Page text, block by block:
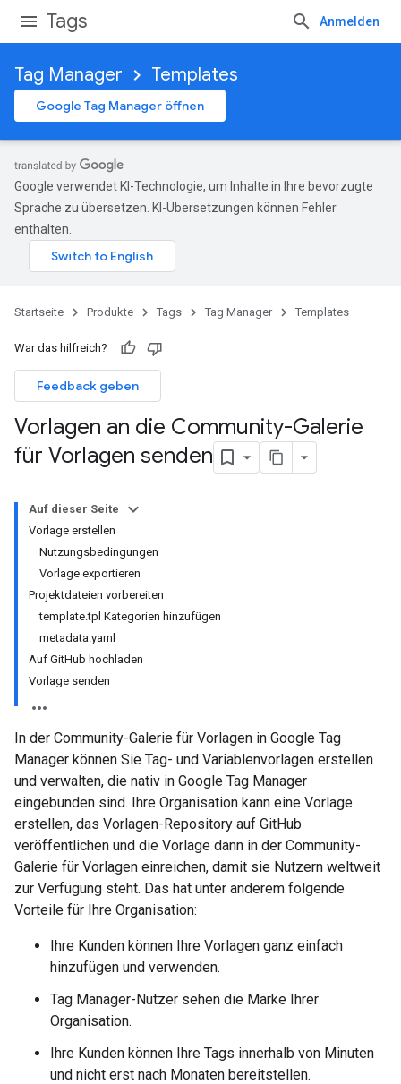
Tags Anmelden
Tag Manager Templates
Google Tag Manager öffnen
Google verwendet KI-Technologie, um Inhalte in Ihre bevorzugte
Sprache zu übersetzen. KI-Übersetzungen können Fehler
enthalten.
Startseite Produkte Tags Tag Manager Templates
War das hilfreich?
Feedback geben
Vorlagen an die Community-Galerie
für Vorlagen senden
Auf dieser Seite
Vorlage erstellen
Nutzungsbedingungen
Vorlage exportieren
Projektdateien vorbereiten
template.tpl Kategorien hinzufügen
metadata.yaml
Auf GitHub hochladen
Vorlage senden
In der Community-Galerie für Vorlagen in Google Tag
Manager können Sie Tag- und Variablenvorlagen erstellen
und verwalten, die nativ in Google Tag Manager
eingebunden sind. Ihre Organisation kann eine Vorlage
erstellen, das Vorlagen-Repository auf GitHub
veröffentlichen und die Vorlage dann in der Community-
Galerie für Vorlagen einreichen, damit sie Nutzern weltweit
zur Verfügung steht. Das hat unter anderem folgende
Vorteile für Ihre Organisation:
Ihre Kunden können Ihre Vorlagen ganz einfach
hinzufügen und verwenden.
Tag Manager-Nutzer sehen die Marke Ihrer
Organisation.
Ihre Kunden können Ihre Tags innerhalb von Minuten
und nicht erst nach Monaten bereitstellen.